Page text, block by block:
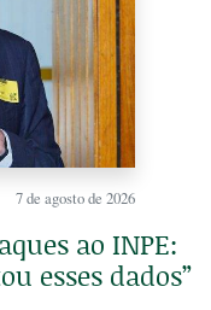
7 de agosto de 2026
ao INPE:
esses dados”